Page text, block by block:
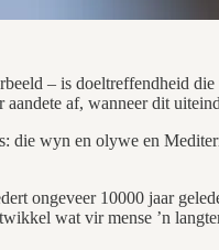
– is doeltreffendheid
af, wanneer dit
wyn en olywe en
ongeveer 10000 jaar
wat vir mense ’n